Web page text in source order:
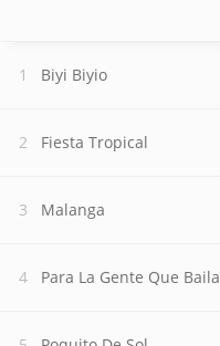
Biyi Biyio
Fiesta Tropical
Malanga
Para La Gente Que Baila